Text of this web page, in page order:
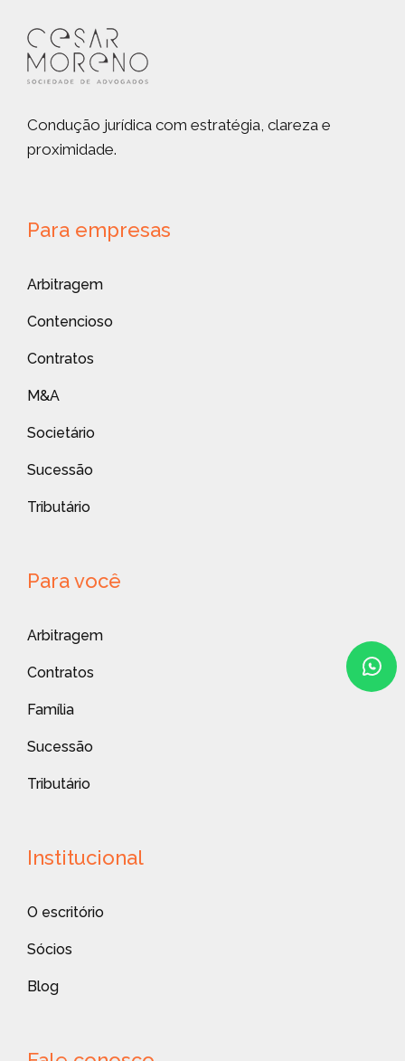
Condução jurídica com estratégia, clareza e
proximidade.
Para empresas
Arbitragem
Contencioso
Contratos
M&A
Societário
Sucessão
Tributário
Para você
Arbitragem
Contratos
Família
Sucessão
Tributário
Institucional
O escritório
Sócios
Blog